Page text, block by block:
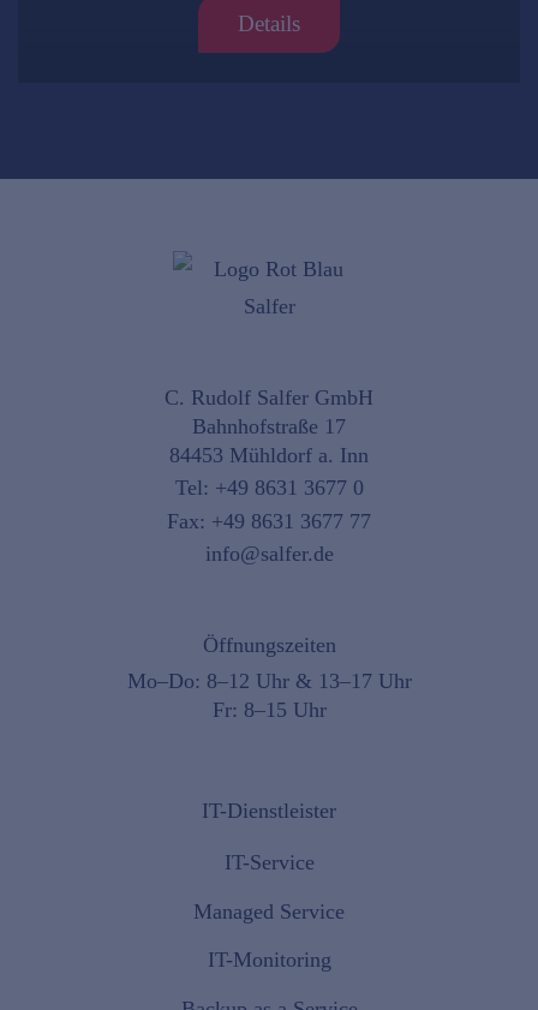
Details
C. Rudolf Salfer GmbH
Bahnhofstraße 17
84453 Mühldorf a. Inn
Tel: +49 8631 3677 0
Fax: +49 8631 3677 77
info@salfer.de
Öffnungszeiten
Mo–Do: 8–12 Uhr & 13–17 Uhr
Fr: 8–15 Uhr
IT-Dienstleister
IT-Service
Managed Service
IT-Monitoring